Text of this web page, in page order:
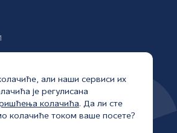
али наши сервиси их
је регулисана
колачића. Да ли сте
колачиће током ваше посете?